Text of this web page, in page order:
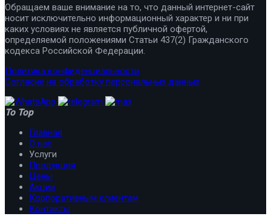
Обращаем ваше внимание на то, что данный интернет-сайт
носит исключительно информационный характер и ни при
каких условиях не является публичной офертой,
определяемой положениями Статьи 437(2) Гражданского
кодекса Российской Федерации.
Политика конфиденциальности
Согласие на обработку персональных данных
To Top
Главная
О нас
Услуги
Продукция
Цены
Акции
Корпоративным клиентам
Контакты